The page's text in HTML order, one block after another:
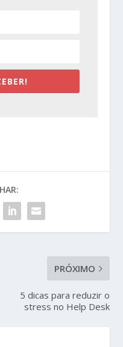
PRÓXIMO
5 dicas para reduzir o
stress no Help Desk